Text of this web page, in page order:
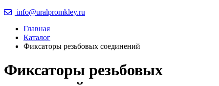
info@uralpromkley.ru
Главная
Каталог
Фиксаторы резьбовых соединений
Фиксаторы резьбовых